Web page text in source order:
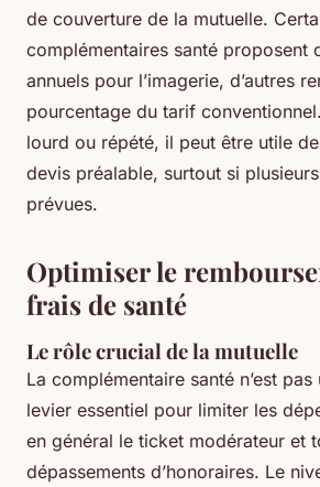
de couverture de la mutuelle.
complémentaires santé proposent
annuels pour l’imagerie, d’autres
pourcentage du tarif
lourd ou répété, il peut être utile
devis préalable, surtout si
prévues.
Optimiser le
frais de santé
Le rôle crucial de la mutuelle
La complémentaire santé n’est
levier essentiel pour limiter les
en général le ticket modérateur et
dépassements d’honoraires. Le